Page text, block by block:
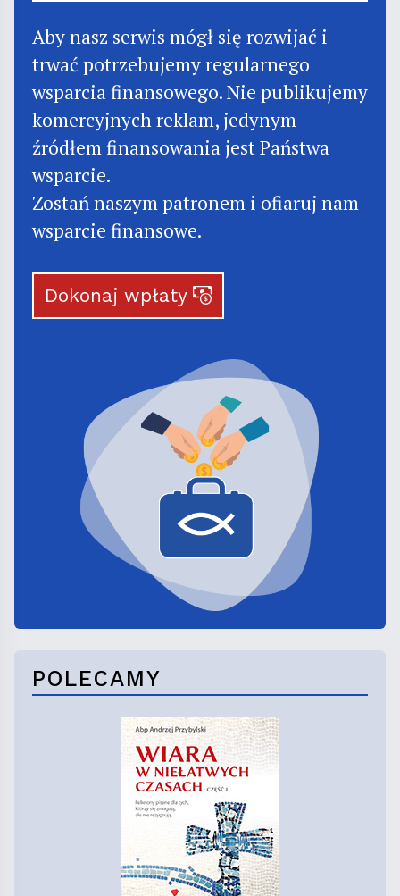
Aby nasz serwis mógł się rozwijać i
trwać potrzebujemy regularnego
wsparcia finansowego. Nie publikujemy
komercyjnych reklam, jedynym
źródłem finansowania jest Państwa
wsparcie.
Zostań naszym patronem i ofiaruj nam
wsparcie finansowe.
Dokonaj wpłaty
POLECAMY